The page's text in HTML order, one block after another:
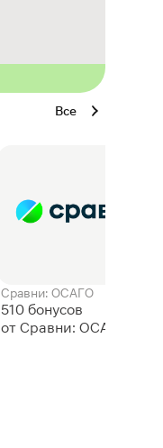
Все
Сравни: ОСАГО
510 бонусов